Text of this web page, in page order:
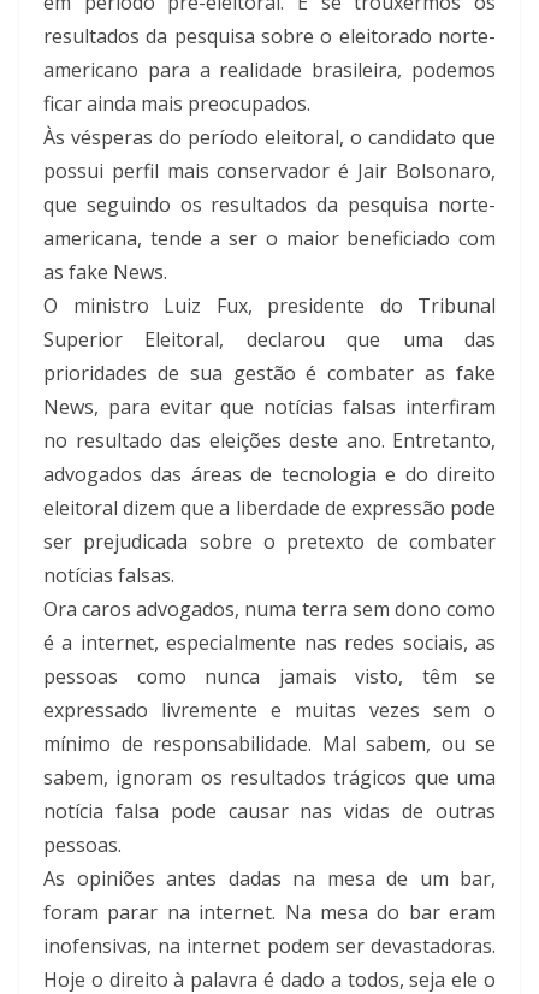
resultados da pesquisa sobre o eleitorado norte-
americano para a realidade brasileira, podemos
ficar ainda mais preocupados.
Às vésperas do período eleitoral, o candidato que
possui perfil mais conservador é Jair Bolsonaro,
que seguindo os resultados da pesquisa norte-
americana, tende a ser o maior beneficiado com
as fake News.
O ministro Luiz Fux, presidente do Tribunal
Superior Eleitoral, declarou que uma das
prioridades de sua gestão é combater as fake
News, para evitar que notícias falsas interfiram
no resultado das eleições deste ano. Entretanto,
advogados das áreas de tecnologia e do direito
eleitoral dizem que a liberdade de expressão pode
ser prejudicada sobre o pretexto de combater
notícias falsas.
Ora caros advogados, numa terra sem dono como
é a internet, especialmente nas redes sociais, as
pessoas como nunca jamais visto, têm se
expressado livremente e muitas vezes sem o
mínimo de responsabilidade. Mal sabem, ou se
sabem, ignoram os resultados trágicos que uma
notícia falsa pode causar nas vidas de outras
pessoas.
As opiniões antes dadas na mesa de um bar,
foram parar na internet. Na mesa do bar eram
inofensivas, na internet podem ser devastadoras.
Hoje o direito à palavra é dado a todos, seja ele o